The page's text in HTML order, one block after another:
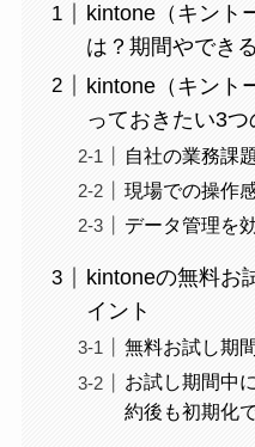
kintone（キント
は？期間やでき
kintone（キント
っておきたい3つ
自社の業務課
現場での操作
データ管理を
kintoneの無料お
イント
無料お試し期
お試し期間中
約後も初期化